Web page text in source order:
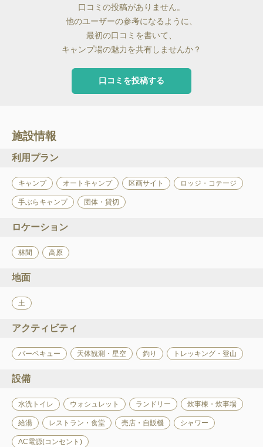
口コミの投稿がありません。
他のユーザーの参考になるように、
最初の口コミを書いて、
キャンプ場の魅力を共有しませんか？
口コミを投稿する
施設情報
利用プラン
キャンプ オートキャンプ 区画サイト ロッジ・コテージ
手ぶらキャンプ 団体・貸切
ロケーション
林間 高原
地面
土
アクティビティ
バーベキュー 天体観測・星空 釣り トレッキング・登山
設備
水洗トイレ ウォシュレット ランドリー 炊事棟・炊事場
給湯 レストラン・食堂 売店・自販機 シャワー
AC電源(コンセント)